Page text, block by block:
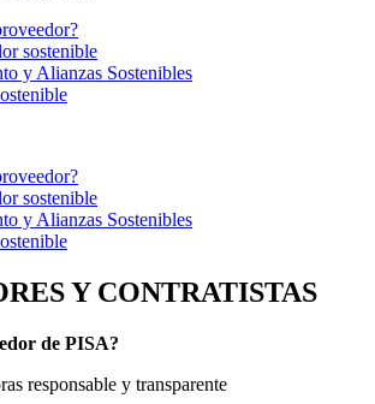
sostenible
y Alianzas Sostenibles
sostenible
y Alianzas Sostenibles
Y CONTRATISTAS
de PISA?
responsable y transparente